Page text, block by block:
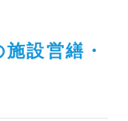
設営繕・